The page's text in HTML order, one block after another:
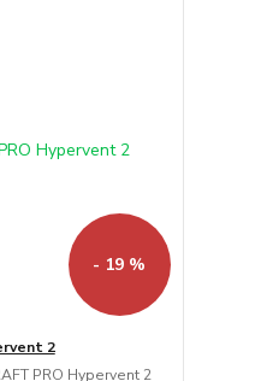
- 19 %
2
PRO Hypervent 2